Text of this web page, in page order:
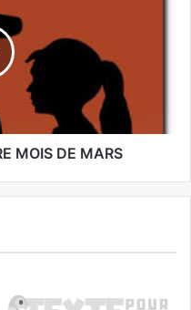
MOIS DE MARS